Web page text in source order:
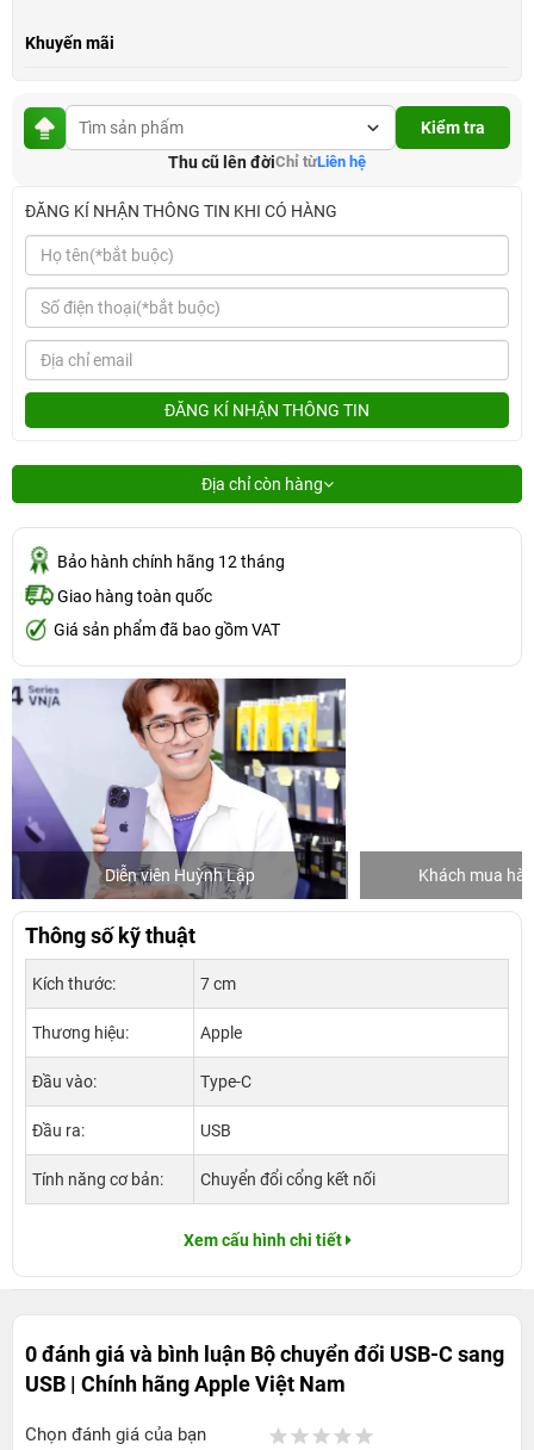
Khuyến mãi
Kiểm tra
Thu cũ lên đờiChỉ từLiên hệ
ĐĂNG KÍ NHẬN THÔNG TIN KHI CÓ HÀNG
ĐĂNG KÍ NHẬN THÔNG TIN
Địa chỉ còn hàng
Bảo hành chính hãng 12 tháng
Giao hàng toàn quốc
Giá sản phẩm đã bao gồm VAT
Diễn viên Huỳnh Lập Khách mua
Thông số kỹ thuật
Kích thước: 7 cm
Thương hiệu: Apple
Đầu vào: Type-C
Đầu ra: USB
Tính năng cơ bản: Chuyển đổi cổng kết nối
Xem cấu hình chi tiết
0 đánh giá và bình luận Bộ chuyển đổi USB-C sang
USB | Chính hãng Apple Việt Nam
Chọn đánh giá của bạn